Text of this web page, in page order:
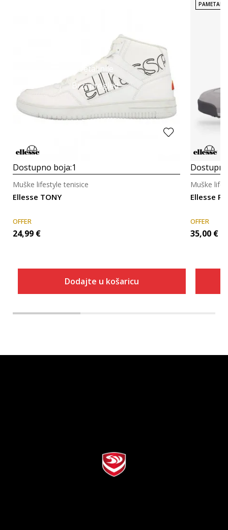
Detaljnije
Brzi pregled
Dostupno boja:1
Ellesse TONY
Muške lifestyle tenisice
OFFER
24,99 €
Dodajte u košaricu
PAMETAN
Ellesse
Muške
OFFER
35,00 €